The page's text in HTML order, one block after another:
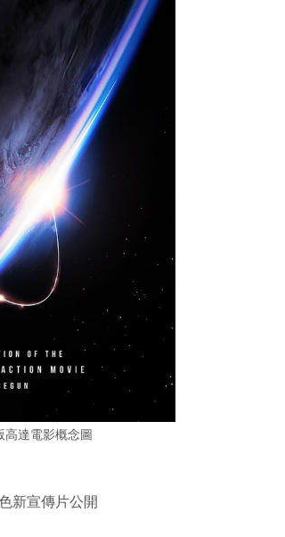
高達電影概念圖
新宣傳片公開